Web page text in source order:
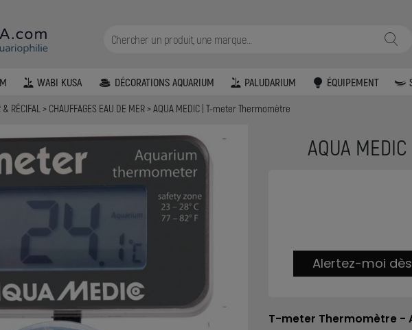
WABI KUSA DÉCORATIONS AQUARIUM PALUDARIUM ÉQUIPEMENT
& RÉCIFAL CHAUFFAGES EAU DE MER AQUA MEDIC | T-meter Thermomètre
AQUA
Alertez-moi
T-meter Thermomètre -